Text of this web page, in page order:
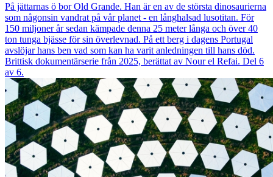
På jättarnas ö bor Old Grande. Han är en av de största dinosaurierna
som någonsin vandrat på vår planet - en långhalsad lusotitan. För
150 miljoner år sedan kämpade denna 25 meter långa och över 40
ton tunga bjässe för sin överlevnad. På ett berg i dagens Portugal
avslöjar hans ben vad som kan ha varit anledningen till hans död.
Brittisk dokumentärserie från 2025, berättat av Nour el Refai. Del 6
av 6.